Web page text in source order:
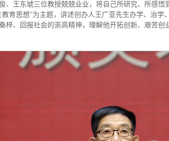
、王东虓三位教授兢兢业业，将自己所研究、所感
育思想”为主题，讲述创办人王广亚先生办学、治
梓、回报社会的崇高精神，理解他开拓创新、艰苦